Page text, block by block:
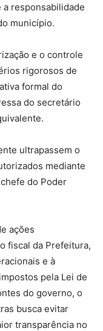
responsabilidade
município.
e o controle
rigorosos de
formal do
do secretário
ultrapassem o
mediante
do Poder
ações
fiscal da Prefeitura,
e à
pela Lei de
do governo, o
busca evitar
transparência no